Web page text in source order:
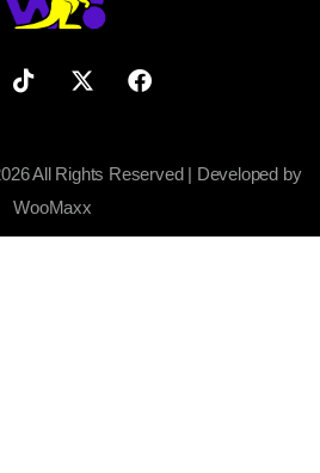
All Rights Reserved | Developed by
WooMaxx